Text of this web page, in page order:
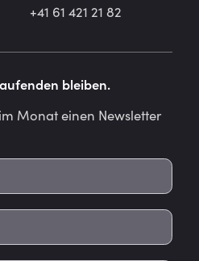
+41 61 421 21 82
bleiben.
Monat einen Newsletter